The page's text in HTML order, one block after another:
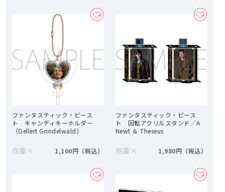
ファンタスティック・ビース
ト キャンディキーホルダー
（Gellert Grindelwald）
在庫 × 1,100円
ファンタスティック・ビース
ト 回転アクリルスタンド／A
Newt ＆ Theseus
在庫 × 1,980円